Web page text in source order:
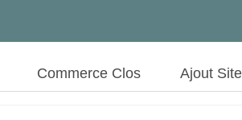
Commerce Clos Ajout Site